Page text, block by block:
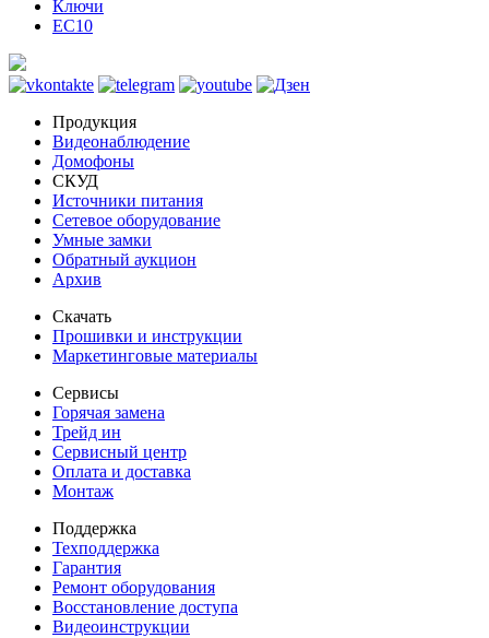
Ключи
EC10
Продукция
Видеонаблюдение
Домофоны
СКУД
Источники питания
Сетевое оборудование
Умные замки
Обратный аукцион
Архив
Скачать
Прошивки и инструкции
Маркетинговые материалы
Сервисы
Горячая замена
Трейд ин
Сервисный центр
Оплата и доставка
Монтаж
Поддержка
Техподдержка
Гарантия
Ремонт оборудования
Восстановление доступа
Видеоинструкции